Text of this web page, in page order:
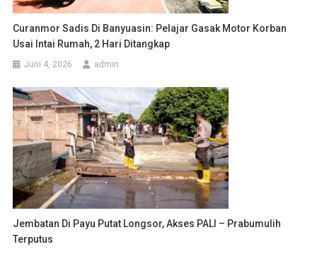
Curanmor Sadis Di Banyuasin: Pelajar Gasak Motor Korban
Usai Intai Rumah, 2 Hari Ditangkap
Juni 4, 2026 admin
Jembatan Di Payu Putat Longsor, Akses PALI – Prabumulih
Terputus